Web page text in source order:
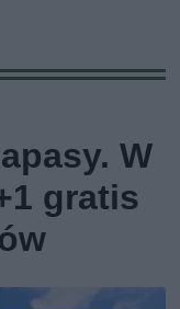
W
gratis